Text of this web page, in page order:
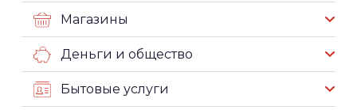
Магазины
Деньги и общество
Бытовые услуги